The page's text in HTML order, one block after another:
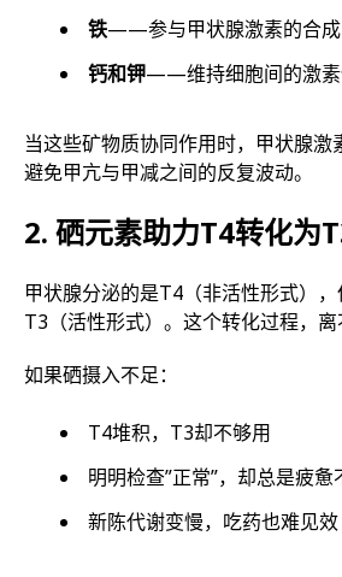
铁——参与甲状腺激素的合成
钙和钾——维持细胞间的激素
当这些矿物质协同作用时，甲状腺
避免甲亢与甲减之间的反复波动。
2. 硒元素助力T4转化为
甲状腺分泌的是T4（非活性形式）
T3（活性形式）。这个转化过程，
如果硒摄入不足：
T4堆积，T3却不够用
明明检查”正常”，却总是疲惫
新陈代谢变慢，吃药也难见效